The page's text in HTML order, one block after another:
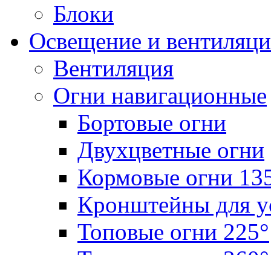
Блоки
Освещение и
Вентиляция
Огни навигационные
Бортовые огни
Двухцветные огни
Кормовые огни
Кронштейны для
Топовые огни 225°